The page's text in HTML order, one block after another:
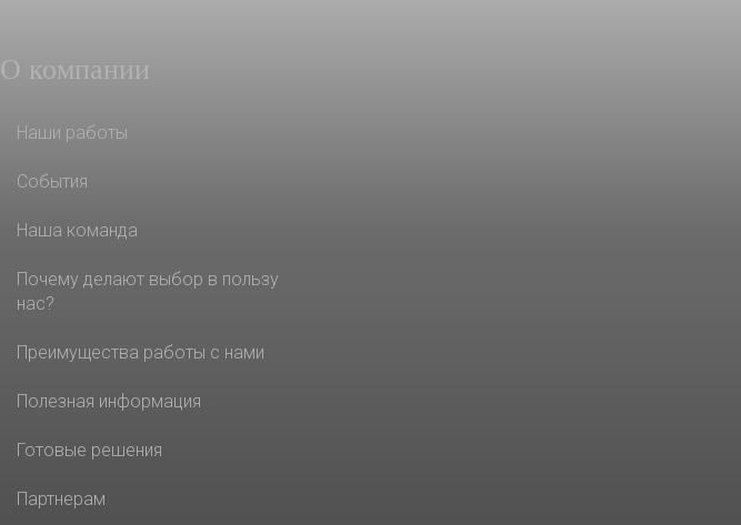
О компании
Наши работы
События
Наша команда
Почему делают выбор в пользу
нас?
Преимущества работы с нами
Полезная информация
Готовые решения
Партнерам